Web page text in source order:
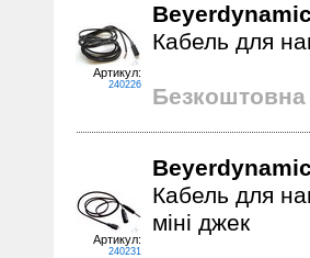
Артикул:
240226
Кабель для
Безкоштовна
Артикул:
240231
Кабель для
міні джек